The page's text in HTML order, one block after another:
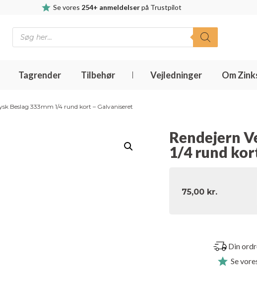
Se vores 254+ anmeldelserpå Trustpilot
Products
search
Tagrender Tilbehør Vejledninger Om
Beslag 333mm 1/4 rund kort – Galvaniseret
Rendejern
1/4 rund
75,00 kr.
Din
Se